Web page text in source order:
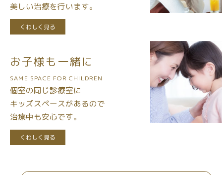
美しい治療を行います。
くわしく見る
お子様も一緒に
SAME SPACE FOR CHILDREN
個室の同じ診療室に
キッズスペースがあるので
治療中も安心です。
くわしく見る